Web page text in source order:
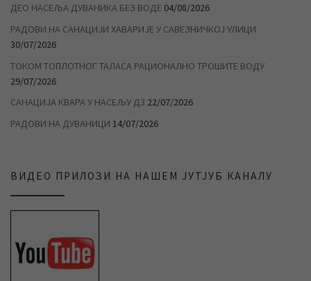
ДЕО НАСЕЉА ДУВАНИКА БЕЗ ВОДЕ 04/08/2026
РАДОВИ НА САНАЦИЈИ ХАВАРИЈЕ У САВЕЗНИЧКОЈ УЛИЦИ
30/07/2026
ТОКОМ ТОПЛОТНОГ ТАЛАСА РАЦИОНАЛНО ТРОШИТЕ ВОДУ
29/07/2026
САНАЦИЈА КВАРА У НАСЕЉУ Д3 22/07/2026
РАДОВИ НА ДУВАНИЦИ 14/07/2026
ВИДЕО ПРИЛОЗИ НА НАШЕМ ЈУТЈУБ КАНАЛУ